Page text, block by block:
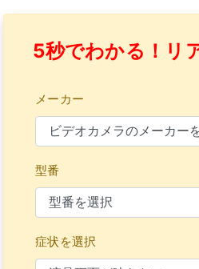
5秒でわかる！リ
メーカー
型番
症状を選択